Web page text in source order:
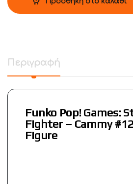
Περιγραφή
Funko Pop! Games:
Fighter – Cammy
Figure